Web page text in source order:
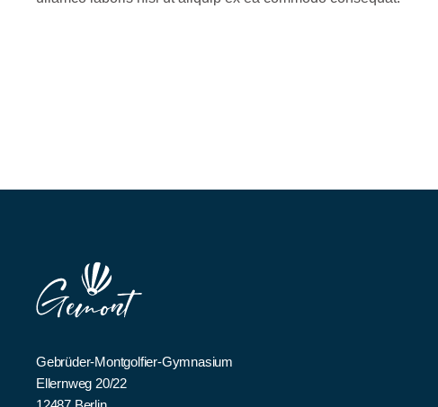
Gebrüder-Montgolfier-Gymnasium
Ellernweg 20/22